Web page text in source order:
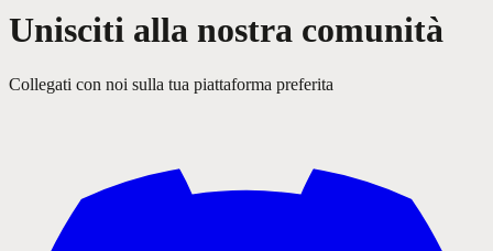
Unisciti alla nostra comunità
Collegati con noi sulla tua piattaforma preferita